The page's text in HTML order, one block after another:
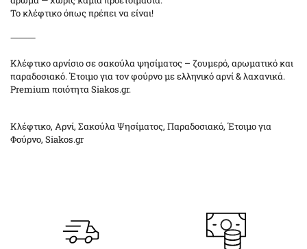
Το κλέφτικο όπως πρέπει να είναι!
⸻
Κλέφτικο αρνίσιο σε σακούλα ψησίματος – ζουμερό, αρωματικό και
παραδοσιακό. Έτοιμο για τον φούρνο με ελληνικό αρνί & λαχανικά.
Premium ποιότητα Siakos.gr.
Κλέφτικο, Αρνί, Σακούλα Ψησίματος, Παραδοσιακό, Έτοιμο για
Φούρνο, Siakos.gr